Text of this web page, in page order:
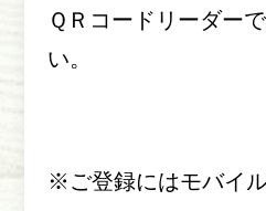
ＱＲコードリーダー
い。
※ご登録にはモバイ